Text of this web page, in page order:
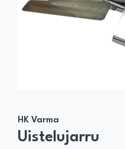
HK Varma
Uistelujarru